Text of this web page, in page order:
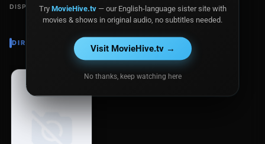
DISPONIBLE EN
DIRECTOR
Try MovieHive.tv— our English-language sister site with
movies & shows in original audio, no subtitles needed.
Visit MovieHive.tv →
No thanks, keep watching here